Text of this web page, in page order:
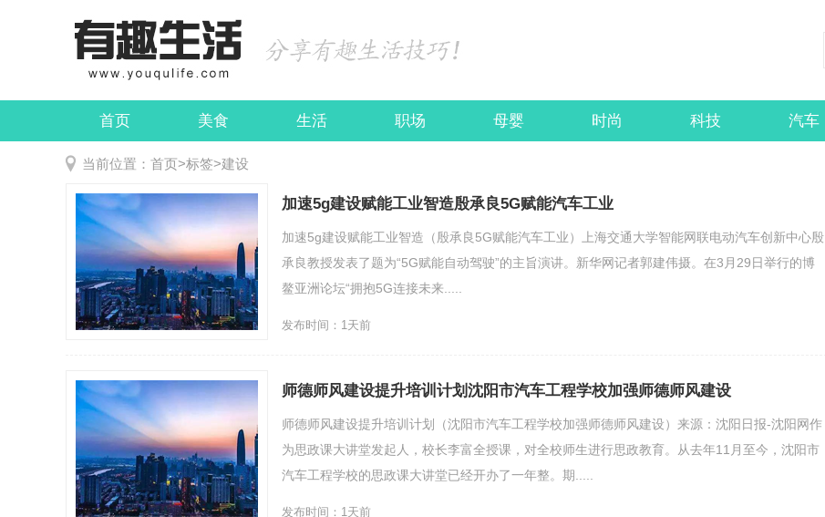
首页 美食 生活 职场 母婴 时尚 科技 汽车
娱乐 民俗
当前位置： 首页>标签>建设
加速5g建设赋能工业智造殷承良5G赋能汽车工业
加速5g建设赋能工业智造（殷承良5G赋能汽车工业）上海交通大学智能网联电动汽车创新中心殷
承良教授发表了题为“5G赋能自动驾驶”的主旨演讲。新华网记者郭建伟摄。在3月29日举行的博
鳌亚洲论坛“拥抱5G连接未来.....
发布时间：1天前
师德师风建设提升培训计划沈阳市汽车工程学校加强师德师风建设
师德师风建设提升培训计划（沈阳市汽车工程学校加强师德师风建设）来源：沈阳日报-沈阳网作
为思政课大讲堂发起人，校长李富全授课，对全校师生进行思政教育。从去年11月至今，沈阳市
汽车工程学校的思政课大讲堂已经开办了一年整。期.....
发布时间：1天前